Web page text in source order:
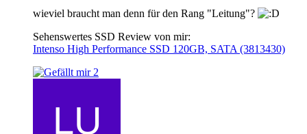
wieviel braucht man denn für den Rang "Leitung"?
Sehenswertes SSD Review von mir:
Intenso High Performance SSD 120GB, SATA (3813430)
2